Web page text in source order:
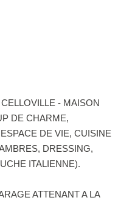
- MAISON
DE CHARME,
DE VIE, CUISINE
DRESSING,
ITALIENNE).
ATTENANT A LA